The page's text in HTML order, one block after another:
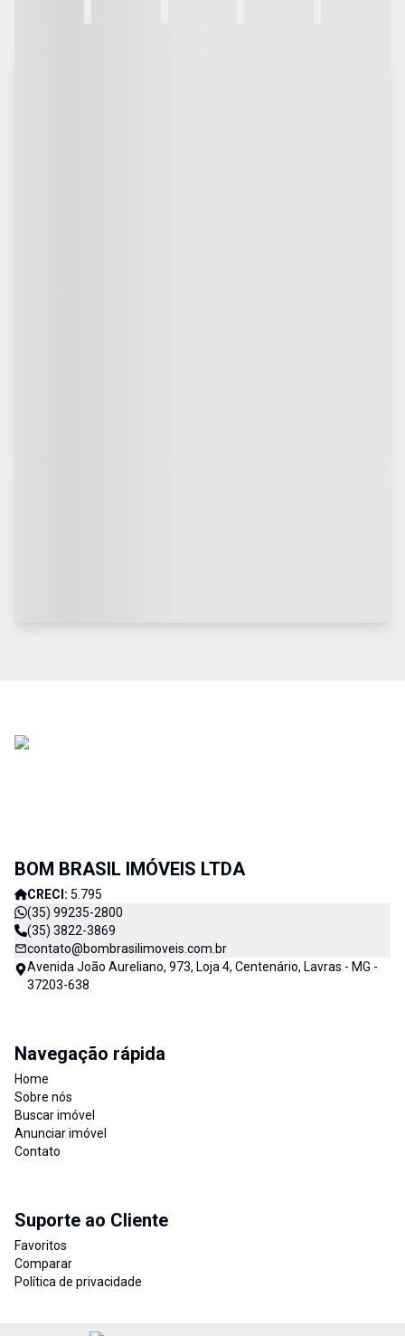
BOM BRASIL IMÓVEIS LTDA
CRECI: 5.795
(35) 99235-2800
(35) 3822-3869
contato@bombrasilimoveis.com.br
Avenida João Aureliano, 973, Loja 4, Centenário, Lavras - MG -
37203-638
Navegação rápida
Home
Sobre nós
Buscar imóvel
Anunciar imóvel
Contato
Suporte ao Cliente
Favoritos
Comparar
Política de privacidade